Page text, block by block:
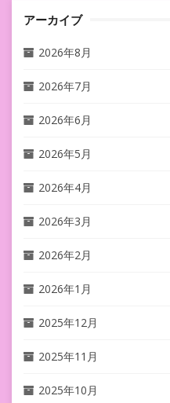
アーカイブ
2026年8月
2026年7月
2026年6月
2026年5月
2026年4月
2026年3月
2026年2月
2026年1月
2025年12月
2025年11月
2025年10月